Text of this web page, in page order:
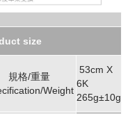
size
規格/重量
Weight
53cm X
6K
265g±10g